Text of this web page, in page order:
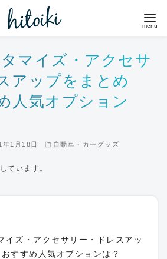
マイズ・アクセサ
アップをまとめ
人気オプション
年1月18日 自動車・カーグッズ
ています。
イズ・アクセサリー・ドレスアッ
すすめ人気オプションは？